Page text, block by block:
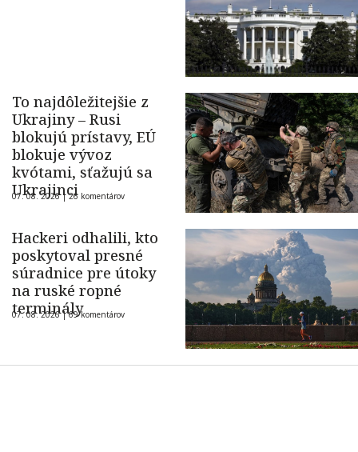
To najdôležitejšie z
Ukrajiny – Rusi
blokujú prístavy, EÚ
blokuje vývoz
kvótami, sťažujú sa
Ukrajinci
07. 08. 2026 |26 komentárov
Hackeri odhalili, kto
poskytoval presné
súradnice pre útoky
na ruské ropné
terminály
07. 08. 2026 |69 komentárov